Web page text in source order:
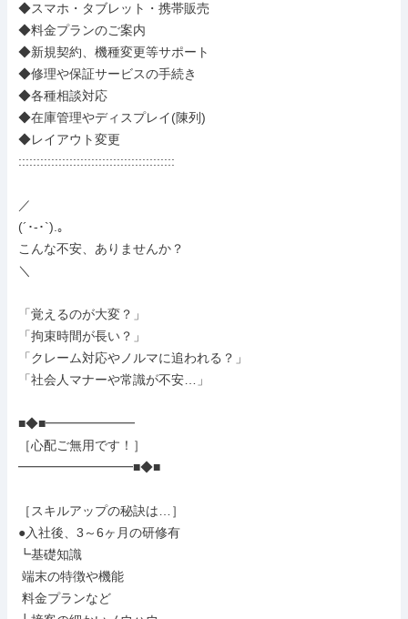
◆スマホ・タブレット・携帯販売
◆料金プランのご案内
◆新規契約、機種変更等サポート
◆修理や保証サービスの手続き
◆各種相談対応
◆在庫管理やディスプレイ(陳列)
◆レイアウト変更
:::::::::::::::::::::::::::::::::::::::::::
／
(´･-･`).｡
こんな不安、ありませんか？
＼
「覚えるのが大変？」
「拘束時間が長い？」
「クレーム対応やノルマに追われる？」
「社会人マナーや常識が不安…」
■◆■━━━━━━━
［心配ご無用です！］
━━━━━━━━━■◆■
［スキルアップの秘訣は…］
●入社後、3～6ヶ月の研修有
┗基礎知識